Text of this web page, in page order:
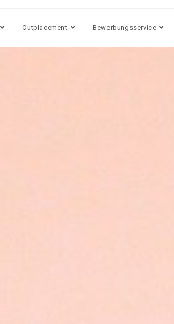
Outplacement Bewerbungsservice